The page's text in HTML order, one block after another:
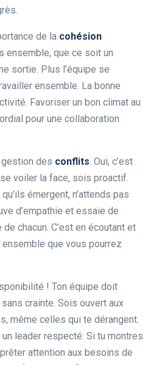
de la cohésion
ensemble, que ce soit un
sortie. Plus l’équipe se
ensemble. La bonne
Favoriser un bon climat au
pour une collaboration
gestion des conflits. Oui, c’est
voiler la face, sois proactif.
émergent, n’attends pas
d’empathie et essaie de
chacun. C’est en écoutant et
que vous pourrez
! Ton équipe doit
crainte. Sois ouvert aux
même celles qui te dérangent.
leader respecté. Si tu montres
attention aux besoins de